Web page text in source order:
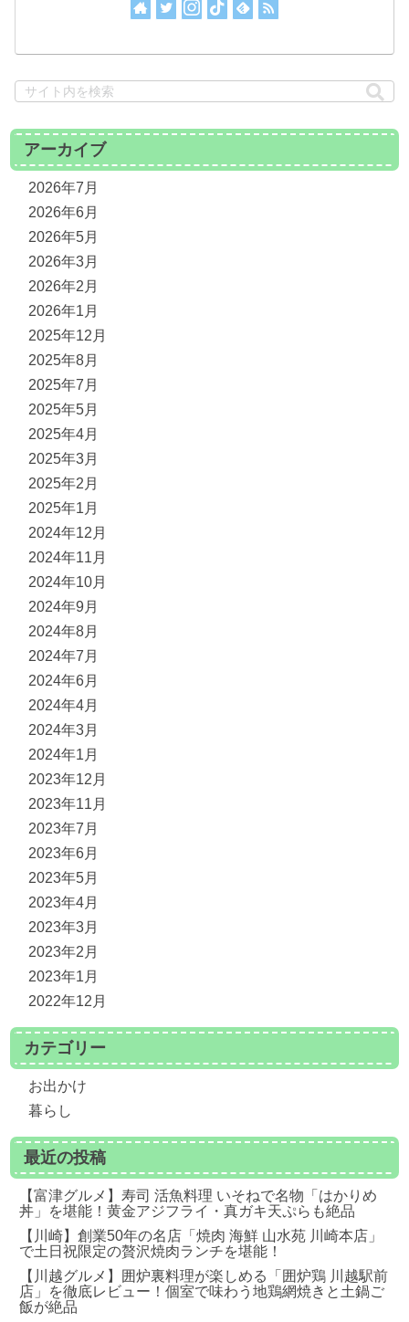
アーカイブ
2026年7月
2026年6月
2026年5月
2026年3月
2026年2月
2026年1月
2025年12月
2025年8月
2025年7月
2025年5月
2025年4月
2025年3月
2025年2月
2025年1月
2024年12月
2024年11月
2024年10月
2024年9月
2024年8月
2024年7月
2024年6月
2024年4月
2024年3月
2024年1月
2023年12月
2023年11月
2023年7月
2023年6月
2023年5月
2023年4月
2023年3月
2023年2月
2023年1月
2022年12月
カテゴリー
お出かけ
暮らし
最近の投稿
【富津グルメ】寿司 活魚料理 いそねで名物「はかりめ
丼」を堪能！黄金アジフライ・真ガキ天ぷらも絶品
【川崎】創業50年の名店「焼肉 海鮮 山水苑 川崎本店」
で土日祝限定の贅沢焼肉ランチを堪能！
【川越グルメ】囲炉裏料理が楽しめる「囲炉鶏 川越駅前
店」を徹底レビュー！個室で味わう地鶏網焼きと土鍋ご
飯が絶品